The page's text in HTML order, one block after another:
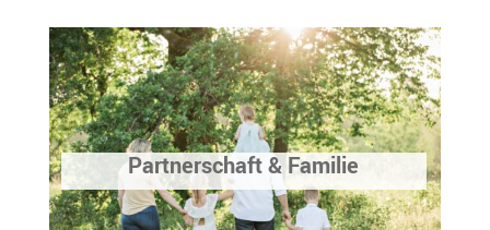
Partnerschaft & Familie